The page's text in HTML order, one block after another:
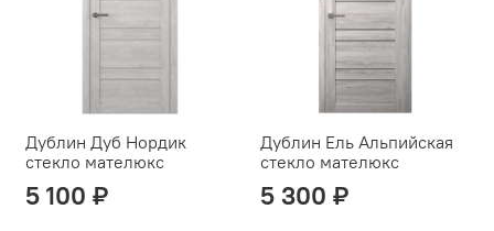
Дублин Дуб Нордик
стекло мателюкс
5 100 ₽
Дублин Ель Альпийская
стекло мателюкс
5 300 ₽